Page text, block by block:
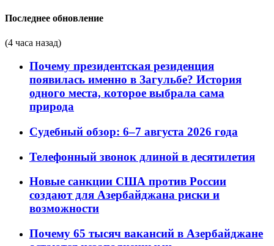
Последнее обновление
(4 часа назад)
Почему президентская резиденция
появилась именно в Загульбе? История
одного места, которое выбрала сама
природа
Судебный обзор: 6–7 августа 2026 года
Телефонный звонок длиной в десятилетия
Новые санкции США против России
создают для Азербайджана риски и
возможности
Почему 65 тысяч вакансий в Азербайджане